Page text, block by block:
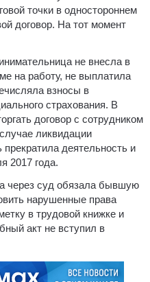
точки в одностороннем
договор. На тот момент
не внесла в
на работу, не выплатила
взносы в
страхования. В
договор с сотрудником
ликвидации
деятельность и
2017 года.
через суд обязала бывшую
нарушенные права
в трудовой книжке и
акт не вступил в